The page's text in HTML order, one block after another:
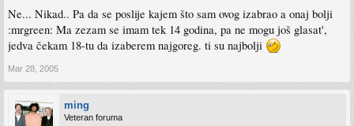
Ne... Nikad.. Pa da se poslije kajem što sam ovog izabrao a onaj bolji
:mrgreen: Ma zezam se imam tek 14 godina, pa ne mogu još glasat',
jedva čekam 18-tu da izaberem najgoreg. ti su najbolji
Mar 28, 2005
ming
Veteran foruma